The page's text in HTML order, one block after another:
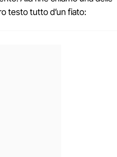
testo tutto d’un fiato: